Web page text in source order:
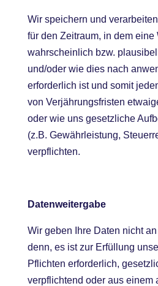
Wir speichern und
für den Zeitraum, in dem
wahrscheinlich bzw.
und/oder wie dies nach
erforderlich ist und somit
von Verjährungsfristen
oder wie uns gesetzliche
(z.B. Gewährleistung,
verpflichten.
Datenweitergabe
Wir geben Ihre Daten nicht
denn, es ist zur Erfüllung
Pflichten erforderlich,
verpflichtend oder aus einem